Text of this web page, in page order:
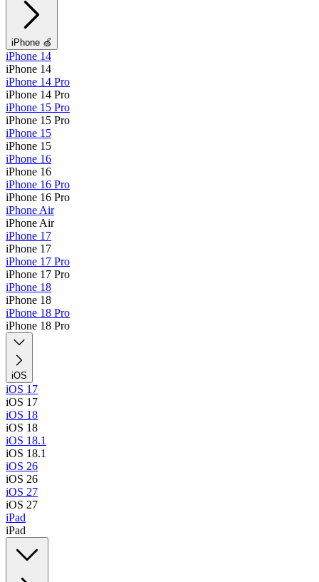
iPhone 🍏
iPhone 14
iPhone 14
iPhone 14 Pro
iPhone 14 Pro
iPhone 15 Pro
iPhone 15 Pro
iPhone 15
iPhone 15
iPhone 16
iPhone 16
iPhone 16 Pro
iPhone 16 Pro
iPhone Air
iPhone Air
iPhone 17
iPhone 17
iPhone 17 Pro
iPhone 17 Pro
iPhone 18
iPhone 18
iPhone 18 Pro
iPhone 18 Pro
iOS
iOS 17
iOS 17
iOS 18
iOS 18
iOS 18.1
iOS 18.1
iOS 26
iOS 26
iOS 27
iOS 27
iPad
iPad